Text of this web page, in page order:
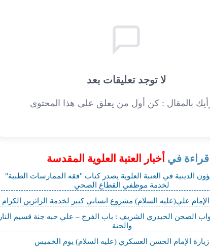
لا توجد تعليقات بعد
بالمقال : كن أول من يعلق على هذا المحتوى
قراءة في أخبار العتبة العلوية المقدسة
الدينية في العتبة العلوية يصدر كتاب "فقه الممارسات الطبية"
لخدمة موظفي القطاع الصحي
علي(عليه السلام) مشروع انساني كبير لخدمة الزائرين الكرام
الصحن الحيدري الشريف : باب الفرج – علي حبه جنة قسيم النار
والجنة
زيارة الإمام الحسن العسكري (عليه السلام) يوم الخميس